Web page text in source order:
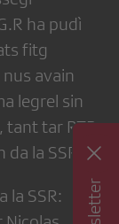
ha pudì
fitg
avain
legrel sin
tant tar RTR
da la SSR.»
la SSR: